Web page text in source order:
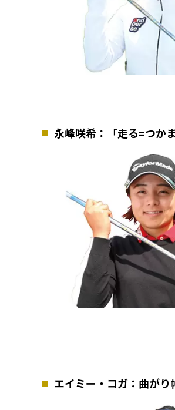
永峰咲希：「走る=つか
エイミー・コガ：曲が